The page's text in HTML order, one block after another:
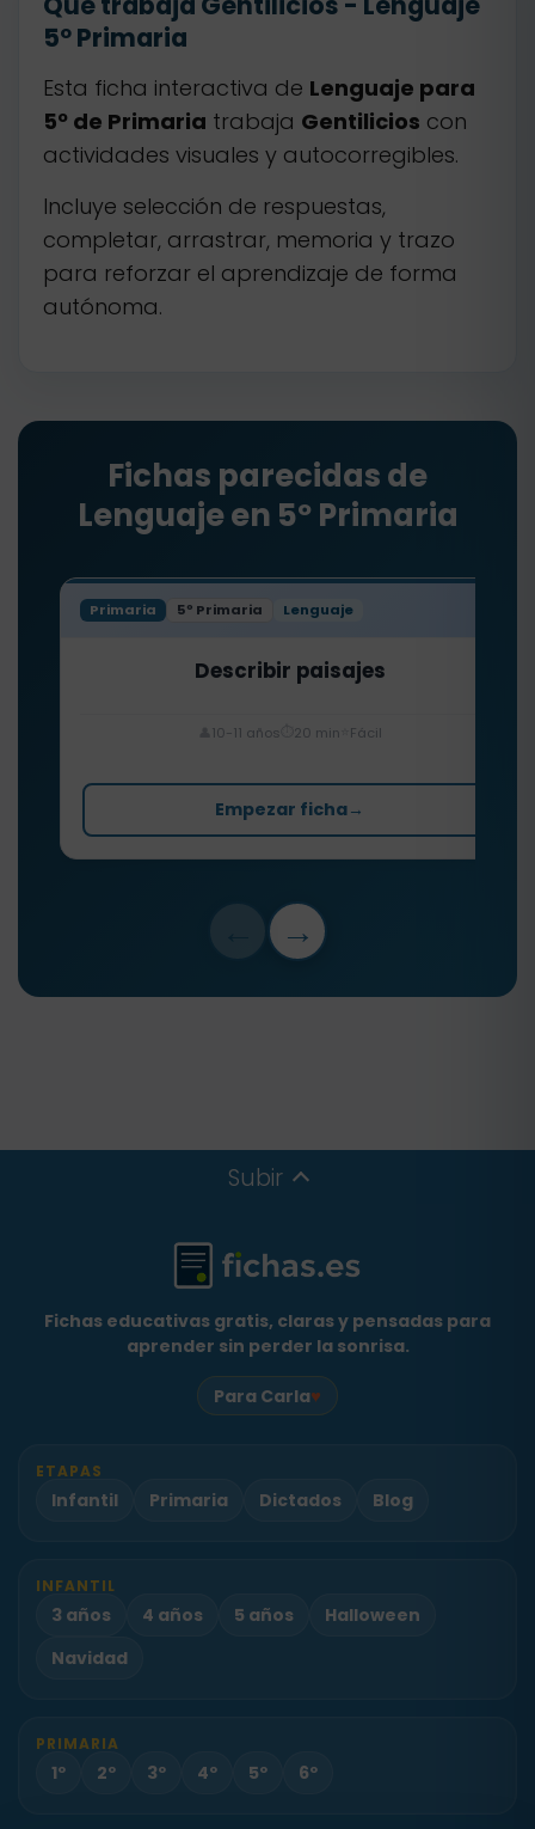
5º Primaria
Esta ficha interactiva de Lenguaje para
5º de Primaria trabaja Gentilicios con
actividades visuales y autocorregibles.
Incluye selección de respuestas,
completar, arrastrar, memoria y trazo
para reforzar el aprendizaje de forma
autónoma.
Fichas parecidas de
Lenguaje en 5º Primaria
Primaria 5º Primaria Lenguaje
Describir paisajes
10-11 años 20 min Fácil
Empezar ficha→
→
Subir
Fichas educativas gratis, claras y pensadas para
aprender sin perder la sonrisa.
Para Carla♥
ETAPAS
Infantil Primaria Dictados Blog
INFANTIL
3 años 4 años 5 años
Halloween
Navidad
PRIMARIA
1º 2º 3º 4º 5º 6º